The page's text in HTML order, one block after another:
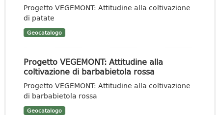
Progetto VEGEMONT: Attitudine alla coltivazione
di patate
Geocatalogo
Progetto VEGEMONT: Attitudine alla
coltivazione di barbabietola rossa
Progetto VEGEMONT: Attitudine alla coltivazione
di barbabietola rossa
Geocatalogo